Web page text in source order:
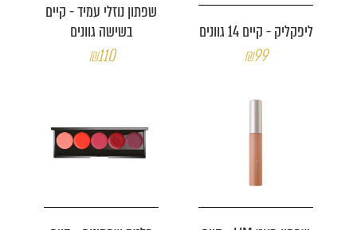
ליפקליק - קיים 14 גוונים
₪99
שפתון נוזלי עמיד - קיים
בשישה גוונים
₪110